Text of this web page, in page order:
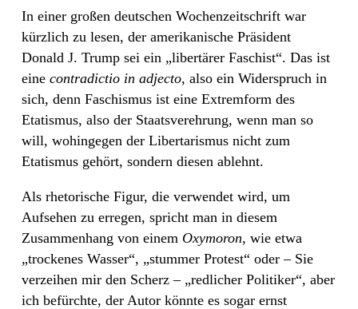
In einer großen deutschen Wochenzeitschrift war
kürzlich zu lesen, der amerikanische Präsident
Donald J. Trump sei ein „libertärer Faschist“. Das ist
eine contradictio in adjecto, also ein Widerspruch in
sich, denn Faschismus ist eine Extremform des
Etatismus, also der Staatsverehrung, wenn man so
will, wohingegen der Libertarismus nicht zum
Etatismus gehört, sondern diesen ablehnt.
Als rhetorische Figur, die verwendet wird, um
Aufsehen zu erregen, spricht man in diesem
Zusammenhang von einem Oxymoron, wie etwa
„trockenes Wasser“, „stummer Protest“ oder – Sie
verzeihen mir den Scherz – „redlicher Politiker“, aber
ich befürchte, der Autor könnte es sogar ernst